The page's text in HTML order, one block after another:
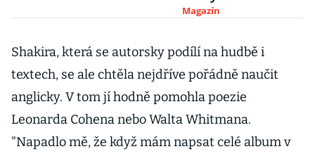
patronem
Magazín
Shakira, která se autorsky podílí na hudbě i
textech, se ale chtěla nejdříve pořádně naučit
anglicky. V tom jí hodně pomohla poezie
Leonarda Cohena nebo Walta Whitmana.
"Napadlo mě, že když mám napsat celé album v